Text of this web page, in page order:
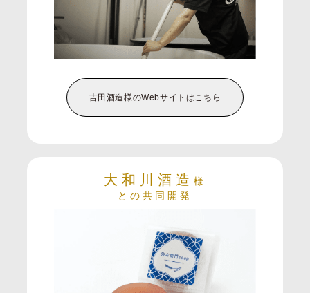
吉田酒造様のWebサイトはこちら
大和川酒造 様
との共同開発